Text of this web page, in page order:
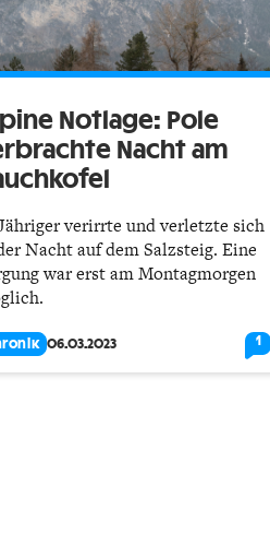
Notlage: Pole
Nacht am
verirrte und verletzte sich
Nacht auf dem Salzsteig. Eine
war erst am Montagmorgen
06.03.2023 1